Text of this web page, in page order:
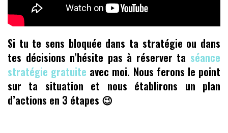
Si tu te sens bloquée dans ta stratégie ou dans
tes décisions n’hésite pas à réserver ta séance
stratégie gratuite avec moi. Nous ferons le point
sur ta situation et nous établirons un plan
d’actions en 3 étapes 😉